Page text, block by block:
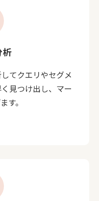
析
てクエリやセグメ
見つけ出し、マー
す。